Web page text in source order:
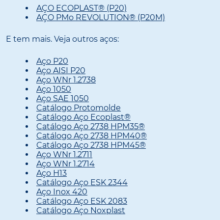
AÇO ECOPLAST® (P20)
AÇO PMo REVOLUTION® (P20M)
E tem mais. Veja outros aços:
Aço P20
Aço AISI P20
Aço WNr 1.2738
Aço 1050
Aço SAE 1050
Catálogo Protomolde
Catálogo Aço Ecoplast®
Catálogo Aço 2738 HPM35®
Catálogo Aço 2738 HPM40®
Catálogo Aço 2738 HPM45®
Aço WNr 1.2711
Aço WNr 1.2714
Aço H13
Catálogo Aço ESK 2344
Aço Inox 420
Catálogo Aço ESK 2083
Catálogo Aço Noxplast